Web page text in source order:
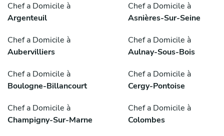
Chef a Domicile à
Argenteuil
Chef a Domicile à
Asnières-Sur-Seine
Chef a Domicile à
Aubervilliers
Chef a Domicile à
Aulnay-Sous-Bois
Chef a Domicile à
Boulogne-Billancourt
Chef a Domicile à
Cergy-Pontoise
Chef a Domicile à
Champigny-Sur-Marne
Chef a Domicile à
Colombes